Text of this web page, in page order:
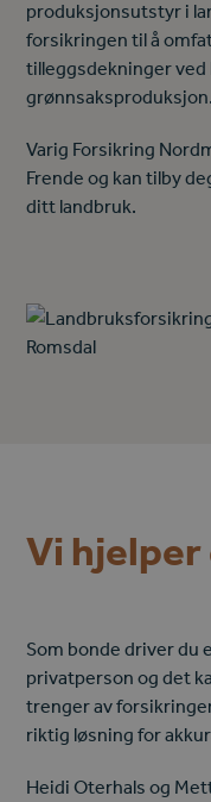
produksjonsutstyr i
forsikringen til å
tilleggsdekninger
grønnsaksproduksjon.
Varig Forsikring
Frende og kan tilby
ditt landbruk.
Vi
Som bonde driver du
privatperson og det
trenger av
riktig løsning for
Heidi Oterhals og